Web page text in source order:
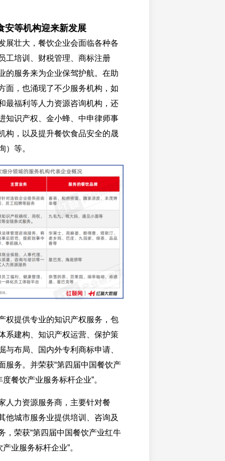
安等机构迎来新发展
展壮大，餐饮企业会面临各种各
工培训、财税管理、商标注册
的服务来为企业保驾护航。在助
面，也涌现了不少服务机构，如
最福利等人力资源咨询机构，还
知识产权、金小蜂、中申律师事
构，以及提升餐饮食品安全的晟
）等。
权提供专业的知识产权服务，包
系建构、知识产权运营、保护策
与布局、国内外专利商标申请、
服务。并荣获“第四届中国餐饮产
餐饮产业服务标杆企业”。
人力资源服务商，主要针对餐
他城市服务业提供培训、咨询及
，荣获“第四届中国餐饮产业红牛
业服务标杆企业”。